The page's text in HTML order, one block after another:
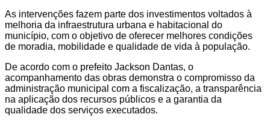
As intervenções fazem parte dos investimentos voltados à
melhoria da infraestrutura urbana e habitacional do
município, com o objetivo de oferecer melhores condições
de moradia, mobilidade e qualidade de vida à população.
De acordo com o prefeito Jackson Dantas, o
acompanhamento das obras demonstra o compromisso da
administração municipal com a fiscalização, a transparência
na aplicação dos recursos públicos e a garantia da
qualidade dos serviços executados.